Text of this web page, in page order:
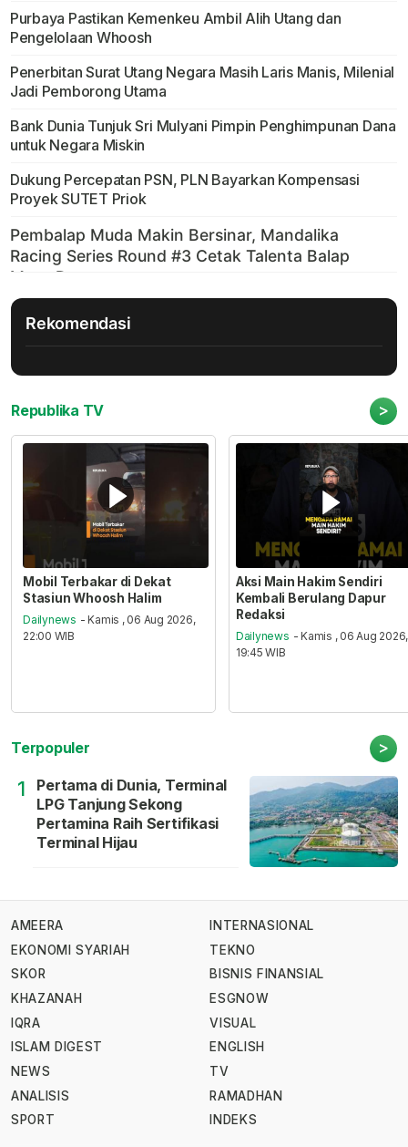
Purbaya Pastikan Kemenkeu Ambil Alih Utang dan
Pengelolaan Whoosh
Penerbitan Surat Utang Negara Masih Laris Manis, Milenial
Jadi Pemborong Utama
Bank Dunia Tunjuk Sri Mulyani Pimpin Penghimpunan Dana
untuk Negara Miskin
Dukung Percepatan PSN, PLN Bayarkan Kompensasi
Proyek SUTET Priok
Rekomendasi
Republika TV >
Mobil Terbakar di Dekat
Stasiun Whoosh Halim
Dailynews - Kamis , 06 Aug 2026,
22:00 WIB
Aksi Main Hakim Sendiri
Kembali Berulang Dapur
Redaksi
Dailynews - Kamis , 06 Aug 2026,
19:45 WIB
Terpopuler >
1
Pertama di Dunia, Terminal
LPG Tanjung Sekong
Pertamina Raih Sertifikasi
Terminal Hijau
AMEERA
EKONOMI SYARIAH
SKOR
KHAZANAH
IQRA
ISLAM DIGEST
NEWS
ANALISIS
SPORT
INTERNASIONAL
TEKNO
BISNIS FINANSIAL
ESGNOW
VISUAL
ENGLISH
TV
RAMADHAN
INDEKS